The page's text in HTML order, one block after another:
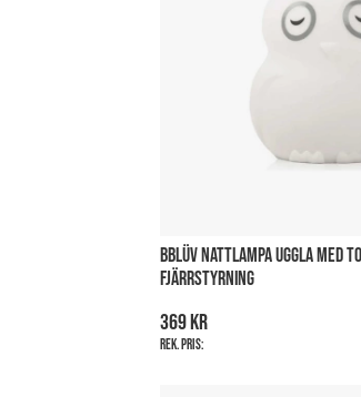
BBLÜV NATTLAMPA UGGLA MED
FJÄRRSTYRNING
369 kr
Rek. pris: